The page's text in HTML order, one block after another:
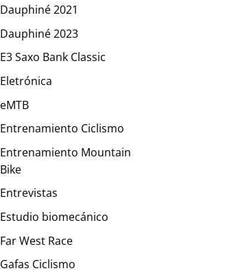
Dauphiné 2021
Dauphiné 2023
E3 Saxo Bank Classic
Eletrónica
eMTB
Entrenamiento Ciclismo
Entrenamiento Mountain
Bike
Entrevistas
Estudio biomecánico
Far West Race
Gafas Ciclismo